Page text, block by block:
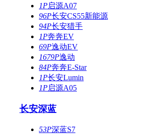
1P启源A07
96P长安CS55新能源
94P长安猎手
1P奔奔EV
69P逸动EV
1679P逸动
84P奔奔E-Star
1P长安Lumin
1P启源A05
长安深蓝
53P深蓝S7